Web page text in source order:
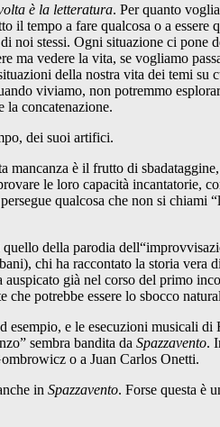
è la letteratura. Per quanto
il tempo a fare qualcosa o a
noi stessi. Ogni situazione ci
ma vedere la vita, se vogliamo
della nostra vita dei temi
viviamo, non potremmo
concatenazione.
dei suoi artifici.
mancanza è il frutto di
le loro capacità incantatorie,
qualcosa che non si chiami
della parodia
chi ha raccontato la storia
già nel corso del primo
che potrebbe essere lo sbocco
e le esecuzioni musicali
sembra bandita da Spazzavento.
o a Juan Carlos Onetti.
in Spazzavento. Forse questa è